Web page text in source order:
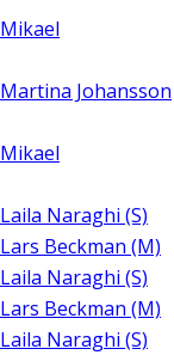
Mikael
Martina Johansson
Mikael
Laila Naraghi (S)
Lars Beckman (M)
Laila Naraghi (S)
Lars Beckman (M)
Laila Naraghi (S)